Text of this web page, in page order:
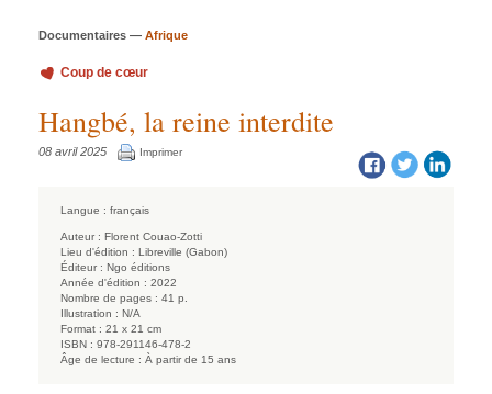
Documentaires — Afrique
Coup de cœur
Hangbé, la reine interdite
08 avril 2025 Imprimer
Langue : français
Auteur : Florent Couao-Zotti
Lieu d'édition : Libreville (Gabon)
Éditeur : Ngo éditions
Année d'édition : 2022
Nombre de pages : 41 p.
Illustration : N/A
Format : 21 x 21 cm
ISBN : 978-291146-478-2
Âge de lecture : À partir de 15 ans